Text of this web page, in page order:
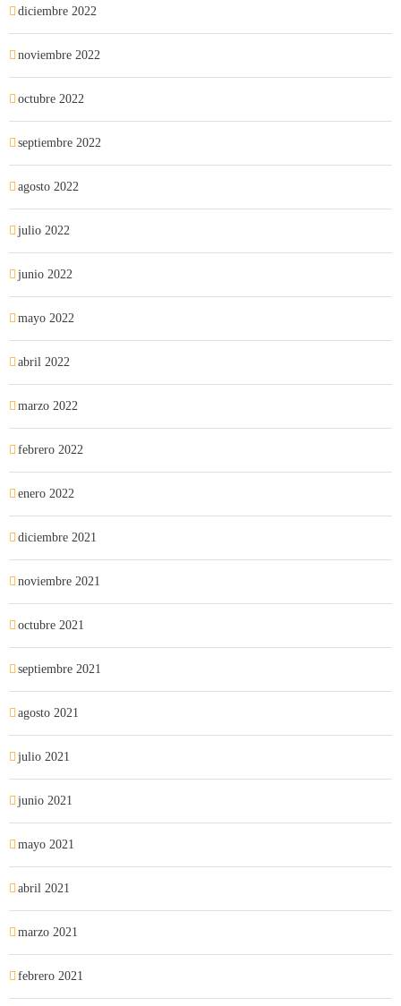
diciembre 2022
noviembre 2022
octubre 2022
septiembre 2022
agosto 2022
julio 2022
junio 2022
mayo 2022
abril 2022
marzo 2022
febrero 2022
enero 2022
diciembre 2021
noviembre 2021
octubre 2021
septiembre 2021
agosto 2021
julio 2021
junio 2021
mayo 2021
abril 2021
marzo 2021
febrero 2021